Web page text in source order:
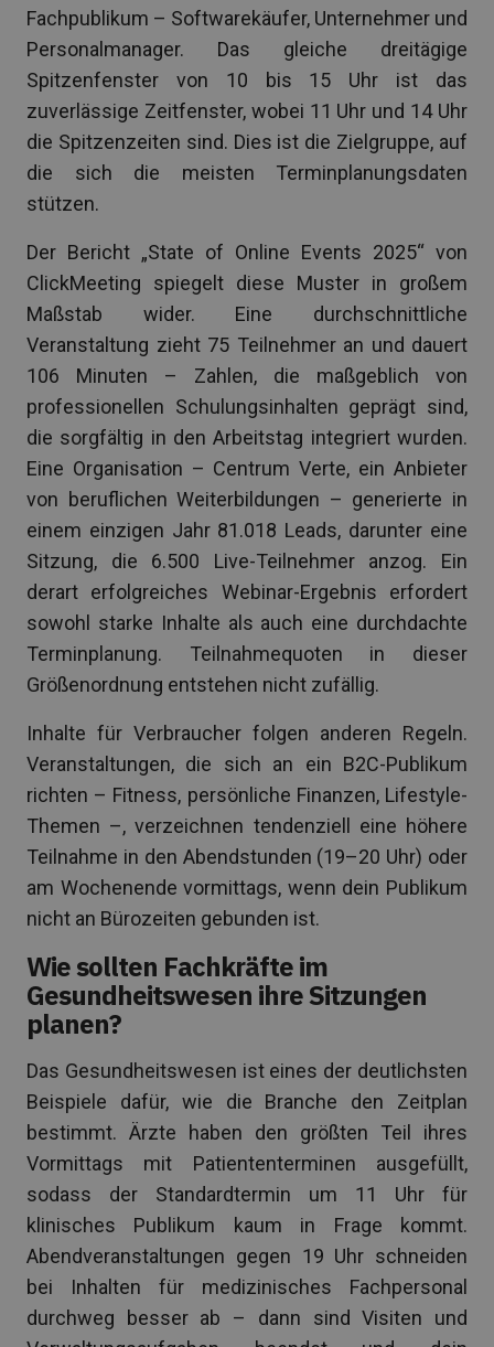
Fachpublikum – Softwarekäufer, Unternehmer und
Personalmanager. Das gleiche dreitägige
Spitzenfenster von 10 bis 15 Uhr ist das
zuverlässige Zeitfenster, wobei 11 Uhr und 14 Uhr
die Spitzenzeiten sind. Dies ist die Zielgruppe, auf
die sich die meisten Terminplanungsdaten
stützen.
Der Bericht „State of Online Events 2025“ von
ClickMeeting spiegelt diese Muster in großem
Maßstab wider. Eine durchschnittliche
Veranstaltung zieht 75 Teilnehmer an und dauert
106 Minuten – Zahlen, die maßgeblich von
professionellen Schulungsinhalten geprägt sind,
die sorgfältig in den Arbeitstag integriert wurden.
Eine Organisation – Centrum Verte, ein Anbieter
von beruflichen Weiterbildungen – generierte in
einem einzigen Jahr 81.018 Leads, darunter eine
Sitzung, die 6.500 Live-Teilnehmer anzog. Ein
derart erfolgreiches Webinar-Ergebnis erfordert
sowohl starke Inhalte als auch eine durchdachte
Terminplanung. Teilnahmequoten in dieser
Größenordnung entstehen nicht zufällig.
Inhalte für Verbraucher folgen anderen Regeln.
Veranstaltungen, die sich an ein B2C-Publikum
richten – Fitness, persönliche Finanzen, Lifestyle-
Themen –, verzeichnen tendenziell eine höhere
Teilnahme in den Abendstunden (19–20 Uhr) oder
am Wochenende vormittags, wenn dein Publikum
nicht an Bürozeiten gebunden ist.
Wie sollten Fachkräfte im
Gesundheitswesen ihre Sitzungen
planen?
Das Gesundheitswesen ist eines der deutlichsten
Beispiele dafür, wie die Branche den Zeitplan
bestimmt. Ärzte haben den größten Teil ihres
Vormittags mit Patiententerminen ausgefüllt,
sodass der Standardtermin um 11 Uhr für
klinisches Publikum kaum in Frage kommt.
Abendveranstaltungen gegen 19 Uhr schneiden
bei Inhalten für medizinisches Fachpersonal
durchweg besser ab – dann sind Visiten und